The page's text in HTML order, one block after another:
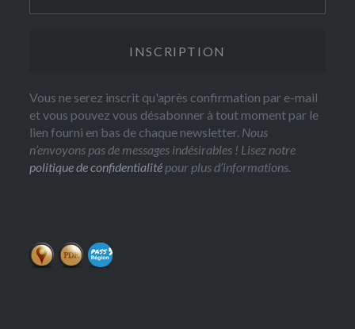
Vous ne serez inscrit qu'après confirmation par e-mail
et vous pouvez vous désabonner à tout moment par le
lien fourni en bas de chaque newsletter. Nous
n’envoyons pas de messages indésirables ! Lisez notre
politique de confidentialité pour plus d’informations.